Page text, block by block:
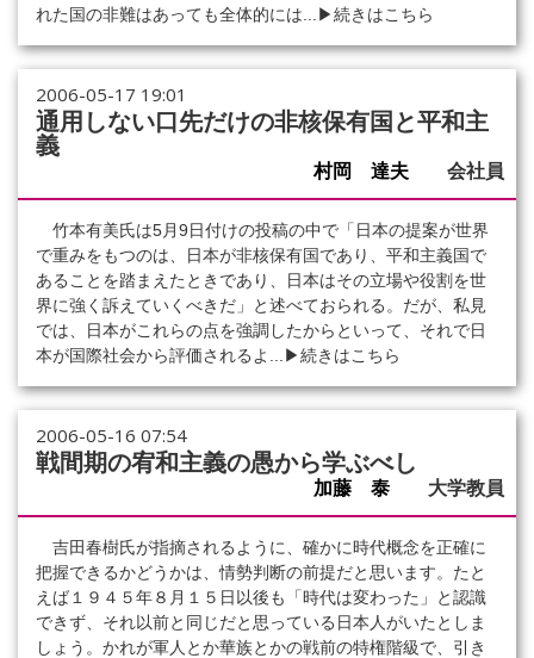
れた国の非難はあっても全体的には...
▶続きはこちら
2006-05-17 19:01
通用しない口先だけの非核保有国と平和主
義
村岡 達夫 会社員
竹本有美氏は5月9日付けの投稿の中で「日本の提案が世界
で重みをもつのは、日本が非核保有国であり、平和主義国で
あることを踏まえたときであり、日本はその立場や役割を世
界に強く訴えていくべきだ」と述べておられる。だが、私見
では、日本がこれらの点を強調したからといって、それで日
本が国際社会から評価されるよ...
▶続きはこちら
2006-05-16 07:54
戦間期の宥和主義の愚から学ぶべし
加藤 泰 大学教員
吉田春樹氏が指摘されるように、確かに時代概念を正確に
把握できるかどうかは、情勢判断の前提だと思います。たと
えば１９４５年８月１５日以後も「時代は変わった」と認識
できず、それ以前と同じだと思っている日本人がいたとしま
しょう。かれが軍人とか華族とかの戦前の特権階級で、引き